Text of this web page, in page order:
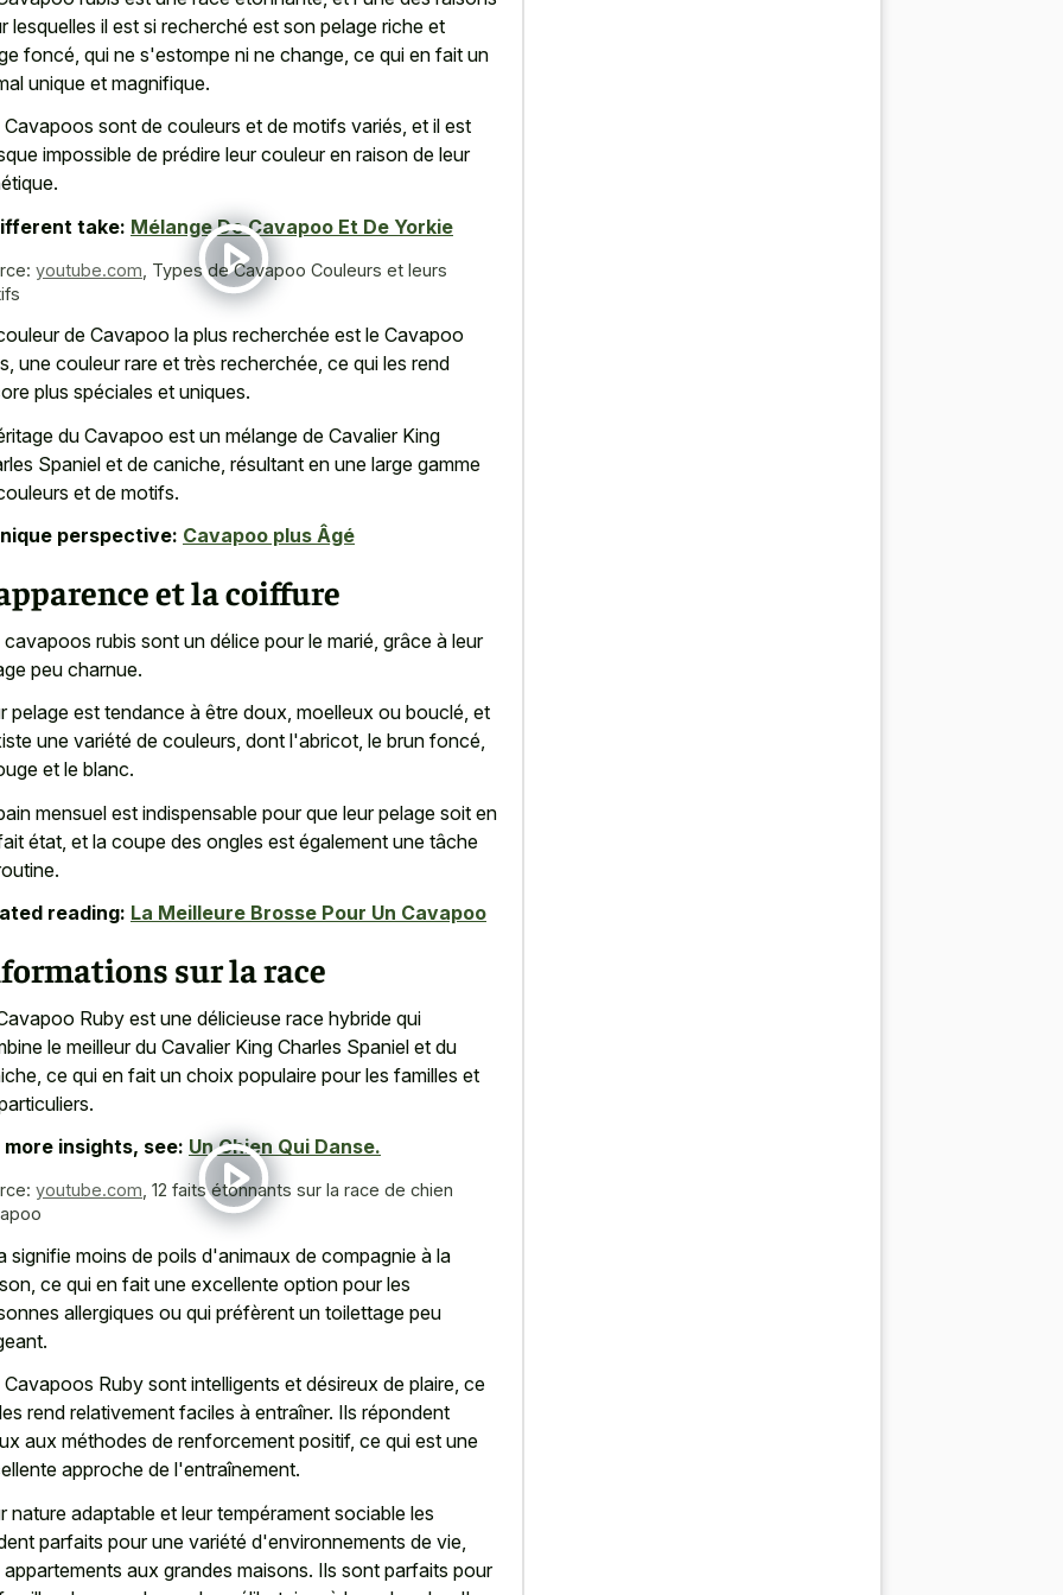
lesquelles il est si recherché est son pelage riche et
foncé, qui ne s'estompe ni ne change, ce qui en fait un
unique et magnifique.
Cavapoos sont de couleurs et de motifs variés, et il est
impossible de prédire leur couleur en raison de leur
take: Mélange De Cavapoo Et De Yorkie
youtube.com Types de Cavapoo Couleurs et leurs
de Cavapoo la plus recherchée est le Cavapoo
une couleur rare et très recherchée, ce qui les rend
plus spéciales et uniques.
du Cavapoo est un mélange de Cavalier King
Spaniel et de caniche, résultant en une large gamme
et de motifs.
perspective: Cavapoo plus Âgé
et la coiffure
cavapoos rubis sont un délice pour le marié, grâce à leur
peu charnue.
pelage est tendance à être doux, moelleux ou bouclé, et
une variété de couleurs, dont l'abricot, le brun foncé,
et le blanc.
mensuel est indispensable pour que leur pelage soit en
état, et la coupe des ongles est également une tâche
reading: La Meilleure Brosse Pour Un Cavapoo
sur la race
Ruby est une délicieuse race hybride qui
le meilleur du Cavalier King Charles Spaniel et du
ce qui en fait un choix populaire pour les familles et
more insights, see: Un Chien Qui Danse.
youtube.com 12 faits étonnants sur la race de chien
signifie moins de poils d'animaux de compagnie à la
ce qui en fait une excellente option pour les
allergiques ou qui préfèrent un toilettage peu
Cavapoos Ruby sont intelligents et désireux de plaire, ce
rend relativement faciles à entraîner. Ils répondent
aux méthodes de renforcement positif, ce qui est une
approche de l'entraînement.
nature adaptable et leur tempérament sociable les
parfaits pour une variété d'environnements de vie,
appartements aux grandes maisons. Ils sont parfaits pour